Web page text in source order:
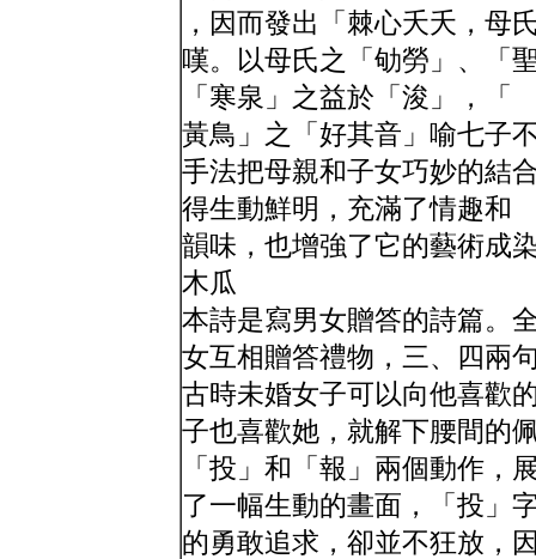
，因而發出「棘心夭夭，母
嘆。以母氏之「劬勞」、「
「寒泉」之益於「浚」，「
黃鳥」之「好其音」喻七子
手法把母親和子女巧妙的結
得生動鮮明，充滿了情趣和
韻味，也增強了它的藝術成
木瓜
本詩是寫男女贈答的詩篇。
女互相贈答禮物，三、四兩
古時未婚女子可以向他喜歡
子也喜歡她，就解下腰間的
「投」和「報」兩個動作，
了一幅生動的畫面，「投」
的勇敢追求，卻並不狂放，